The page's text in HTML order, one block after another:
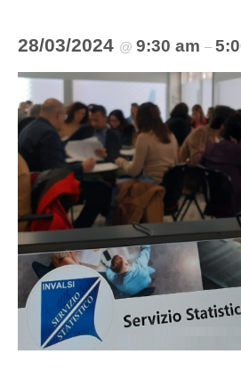
28/03/2024 @ 9:30 am –